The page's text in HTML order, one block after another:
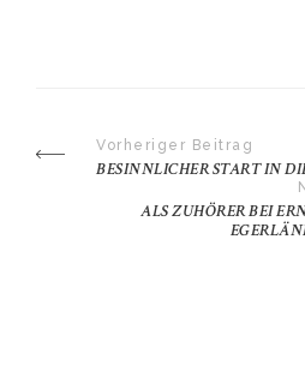
Vorheriger Beitrag
BESINNLICHER START IN
ALS ZUHÖRER BEI